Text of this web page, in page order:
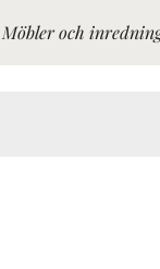
Möbler och